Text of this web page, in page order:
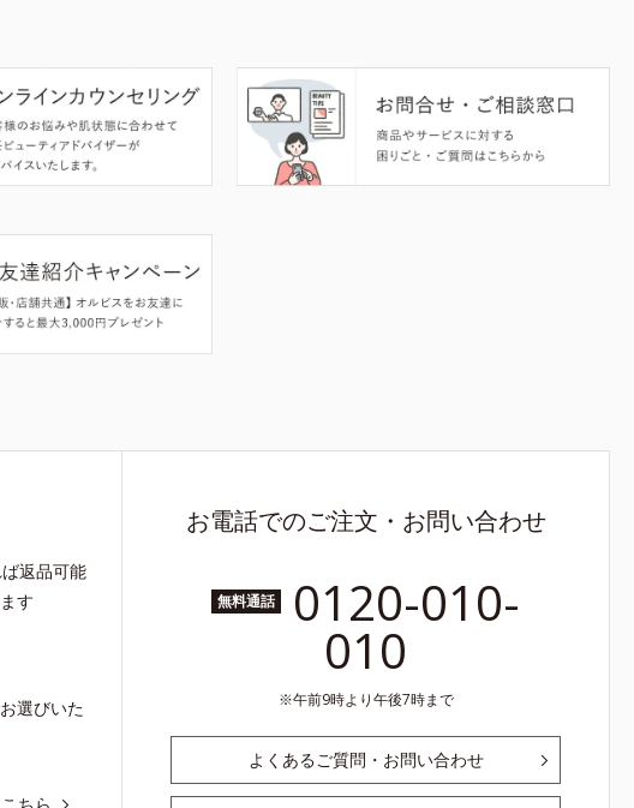
返品可能
す
選びいた
お電話でのご注文・お問い合わせ
無料通話 0120-010-
010
午前9時より午後7時まで
よくあるご質問・お問い合わせ